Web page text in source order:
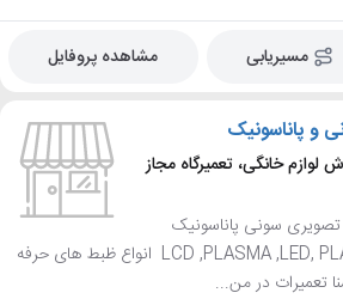
مسیریابی مشاهده پروفایل
و پاناسونیک
خانگی، تعمیرگاه مجاز
تصویری سونی پاناسونیک
.تعمیر انواع LCD ,PLASMA ,LED, PLAY STATION انواع ظبط های حرفه
تعمیرات در من...